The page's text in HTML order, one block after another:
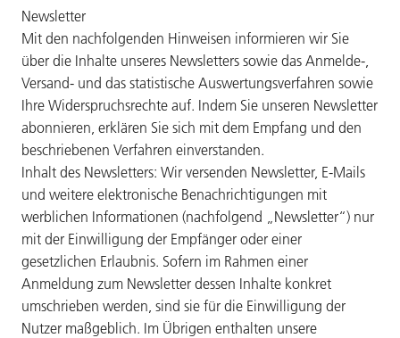
Newsletter
Mit den nachfolgenden Hinweisen informieren wir Sie
über die Inhalte unseres Newsletters sowie das Anmelde-,
Versand- und das statistische Auswertungsverfahren sowie
Ihre Widerspruchsrechte auf. Indem Sie unseren Newsletter
abonnieren, erklären Sie sich mit dem Empfang und den
beschriebenen Verfahren einverstanden.
Inhalt des Newsletters: Wir versenden Newsletter, E-Mails
und weitere elektronische Benachrichtigungen mit
werblichen Informationen (nachfolgend „Newsletter“) nur
mit der Einwilligung der Empfänger oder einer
gesetzlichen Erlaubnis. Sofern im Rahmen einer
Anmeldung zum Newsletter dessen Inhalte konkret
umschrieben werden, sind sie für die Einwilligung der
Nutzer maßgeblich. Im Übrigen enthalten unsere